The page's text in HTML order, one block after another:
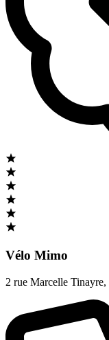
Vélo Mimo
2 rue Marcelle Tinayre,